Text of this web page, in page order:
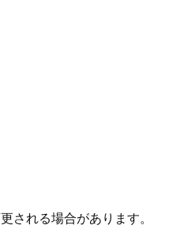
される場合があります。